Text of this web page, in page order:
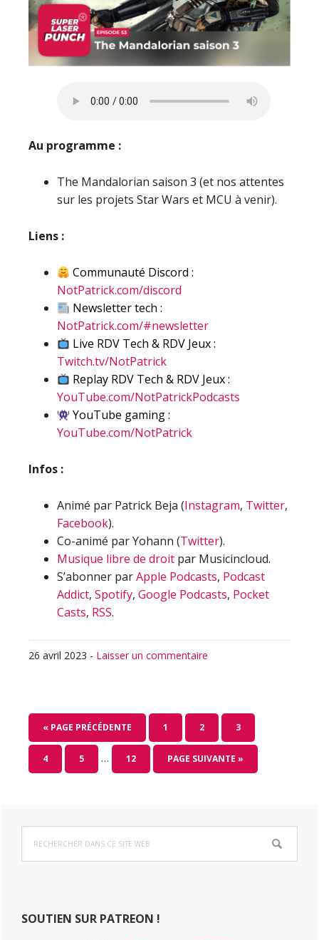
Au programme :
The Mandalorian saison 3 (et nos attentes
sur les projets Star Wars et MCU à venir).
Liens :
Communauté Discord :
NotPatrick.com/discord
Newsletter tech :
NotPatrick.com/#newsletter
Live RDV Tech & RDV Jeux :
Twitch.tv/NotPatrick
Replay RDV Tech & RDV Jeux :
YouTube.com/NotPatrickPodcasts
YouTube gaming :
YouTube.com/NotPatrick
Infos :
Animé par Patrick Beja (Instagram, Twitter,
Facebook).
Co-animé par Yohann (Twitter).
Musique libre de droit par Musicincloud.
S’abonner parApple Podcasts, Podcast
Addict, Spotify, Google Podcasts, Pocket
Casts, RSS.
26 avril 2023 - Laisser un commentaire
« ALLER
À
PAGE PRÉCÉDENTE PAGE
1 PAGE
2 PAGE
3
PAGE
4 PAGE
5
Pages
provisoires
… PAGE
12
ALLER
À
PAGE SUIVANTE »
Barre
latérale
dans
ce
SOUTIEN SUR PATREON !